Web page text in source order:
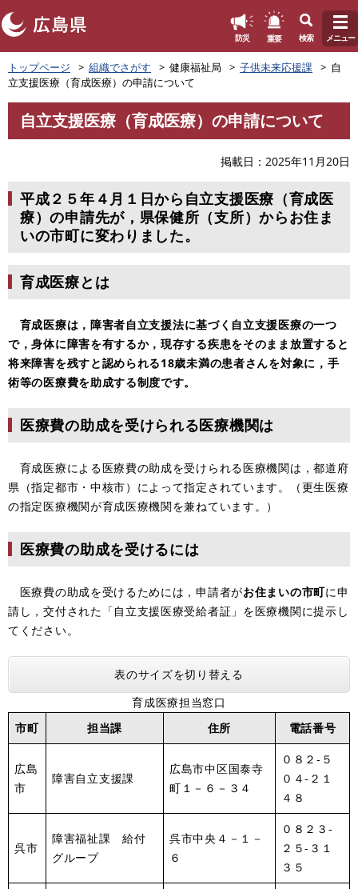
ペ
ー
ジ
の
頭
。
防災 重要 検索 メニュー
トップページ 組織でさがす 健康福祉局 子供未来応援課
自
立支援医療（育成医療）の申請について
文
自立支援医療（育成医療）の申請について
掲載日 2025年11月20日
平成２５年４月１日から自立支援医療（育成医
療）の申請先が，県保健所（支所）からお住ま
いの市町に変わりました。
育成医療とは
育成医療は，障害者自立支援法に基づく自立支援医療の一つ
で，身体に障害を有するか，現存する疾患をそのまま放置すると
将来障害を残すと認められる18歳未満の患者さんを対象に，手
術等の医療費を助成する制度です。
医療費の助成を受けられる医療機関は
育成医療による医療費の助成を受けられる医療機関は，都道府
県（指定都市・中核市）によって指定されています。（更生医療
の指定医療機関が育成医療機関を兼ねています。）
医療費の助成を受けるには
医療費の助成を受けるためには，申請者がお住まいの市町に申
請し，交付された「自立支援医療受給者証」を医療機関に提示し
てください。
表のサイズを切り替える
育成医療担当窓口
市町
担当課 住所 電話番号
広島
市
障害自立支援課
広島市中区国泰寺
町１－６－３４
０８２‐５
０４‐２１
４８
呉市
障害福祉課 給付
グループ
呉市中央４－１－
６
０８２３-
２５-３１
３５